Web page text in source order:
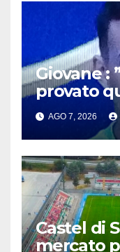
Giovane :
provato
haAGO 7, 2026
Castel di
mercato